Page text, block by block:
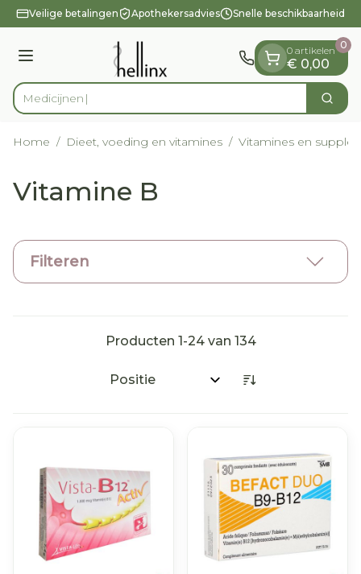
Ga naar de inhoud
1 van 1
Veilige betalingen Apothekersadvies Snelle beschikbaarheid
Menu
Product, merk, categorie... Zoek
0 artikelen
€ 0,00
0
Home / Dieet, voeding en vitamines / Vitamines en
Vitamine B
Filteren
Producten 1-24van 134
Sorteer op: